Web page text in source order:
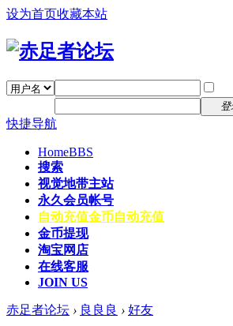
设为首页收藏本站
登
快捷导航
HomeBBS
搜索
视觉地带主站
永久会员帐号
自动充值金币自动充值
金币提现
淘宝网店
在线客服
JOIN US
赤足者论坛 › 良良良 › 好友